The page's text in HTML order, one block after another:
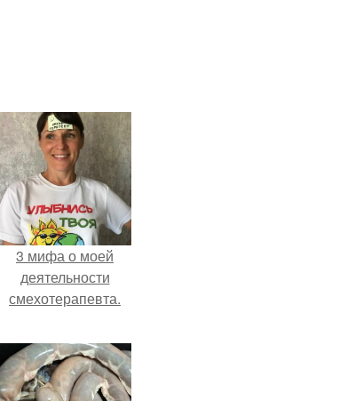
3 мифа о моей
деятельности
смехотерапевта.